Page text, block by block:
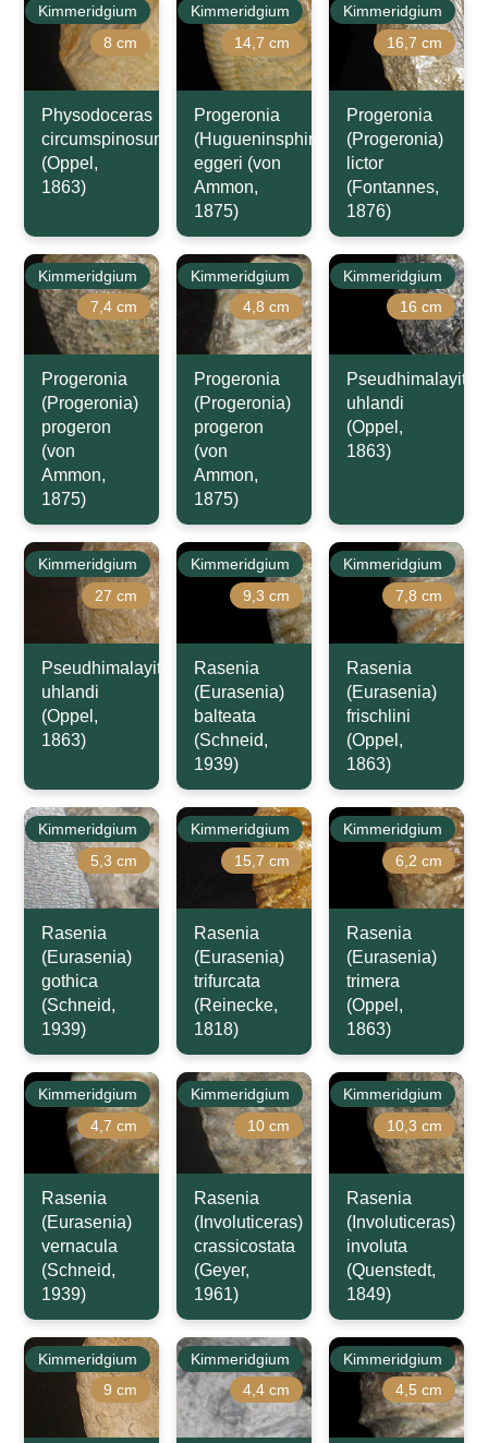
Kimmeridgium
8 cm
Physodoceras
circumspinosum
(Oppel,
1863)
Kimmeridgium
14,7 cm
Progeronia
(Hugueninsphinctes)
eggeri (von
Ammon,
1875)
Kimmeridgium
16,7 cm
Progeronia
(Progeronia)
lictor
(Fontannes,
1876)
Kimmeridgium
7,4 cm
Progeronia
(Progeronia)
progeron
(von
Ammon,
1875)
Kimmeridgium
4,8 cm
Progeronia
(Progeronia)
progeron
(von
Ammon,
1875)
Kimmeridgium
16 cm
Pseudhimalayites
uhlandi
(Oppel,
1863)
Kimmeridgium
27 cm
Pseudhimalayites
uhlandi
(Oppel,
1863)
Kimmeridgium
9,3 cm
Rasenia
(Eurasenia)
balteata
(Schneid,
1939)
Kimmeridgium
7,8 cm
Rasenia
(Eurasenia)
frischlini
(Oppel,
1863)
Kimmeridgium
5,3 cm
Rasenia
(Eurasenia)
gothica
(Schneid,
1939)
Kimmeridgium
15,7 cm
Rasenia
(Eurasenia)
trifurcata
(Reinecke,
1818)
Kimmeridgium
6,2 cm
Rasenia
(Eurasenia)
trimera
(Oppel,
1863)
Kimmeridgium
4,7 cm
Rasenia
(Eurasenia)
vernacula
(Schneid,
1939)
Kimmeridgium
10 cm
Rasenia
(Involuticeras)
crassicostata
(Geyer,
1961)
Kimmeridgium
10,3 cm
Rasenia
(Involuticeras)
involuta
(Quenstedt,
1849)
Kimmeridgium
9 cm
Kimmeridgium
4,4 cm
Kimmeridgium
4,5 cm